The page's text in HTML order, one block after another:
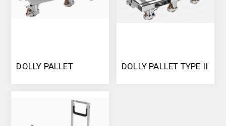
DOLLY PALLET DOLLY PALLET TYPE II